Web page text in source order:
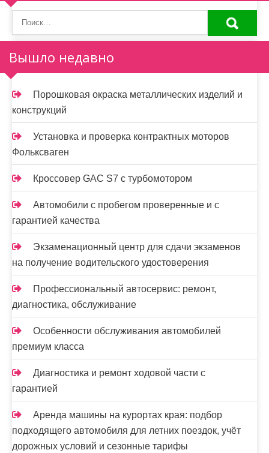
Вышло недавно
Порошковая окраска металлических изделий и
конструкций
Установка и проверка контрактных моторов
Фольксваген
Кроссовер GAC S7 с турбомотором
Автомобили с пробегом проверенные и с
гарантией качества
Экзаменационный центр для сдачи экзаменов
на получение водительского удостоверения
Профессиональный автосервис: ремонт,
диагностика, обслуживание
Особенности обслуживания автомобилей
премиум класса
Диагностика и ремонт ходовой части с
гарантией
Аренда машины на курортах края: подбор
подходящего автомобиля для летних поездок, учёт
дорожных условий и сезонные тарифы